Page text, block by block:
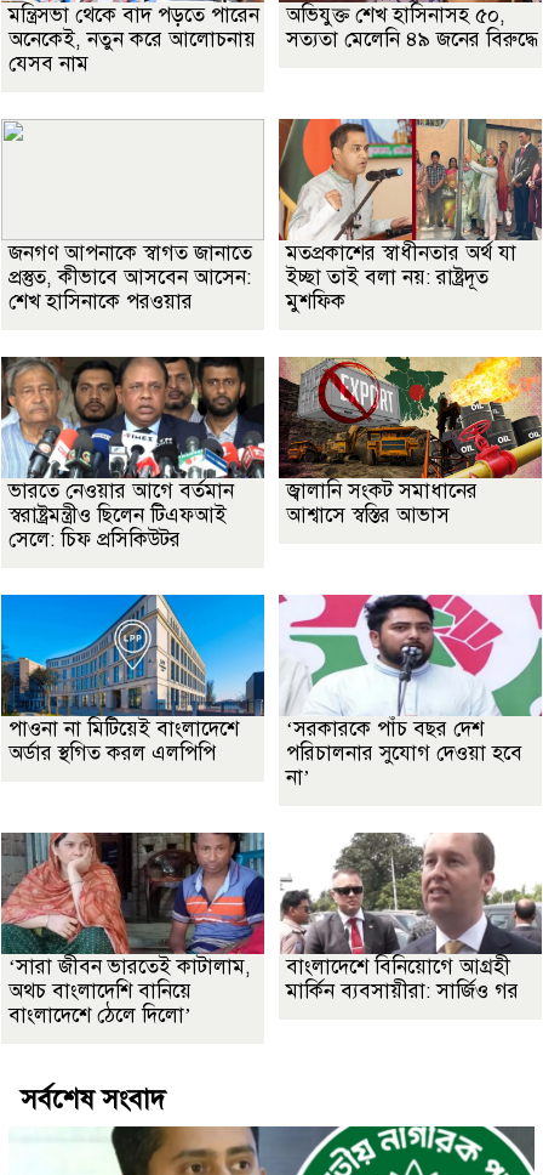
মন্ত্রিসভা থেকে বাদ পড়তে পারেন
অনেকেই, নতুন করে আলোচনায়
যেসব নাম
অভিযুক্ত শেখ হাসিনাসহ ৫০,
সত্যতা মেলেনি ৪৯ জনের বিরুদ্ধে
জনগণ আপনাকে স্বাগত জানাতে
প্রস্তুত, কীভাবে আসবেন আসেন:
শেখ হাসিনাকে পরওয়ার
মতপ্রকাশের স্বাধীনতার অর্থ যা
ইচ্ছা তাই বলা নয়: রাষ্ট্রদূত
মুশফিক
ভারতে নেওয়ার আগে বর্তমান
স্বরাষ্ট্রমন্ত্রীও ছিলেন টিএফআই
সেলে: চিফ প্রসিকিউটর
জ্বালানি সংকট সমাধানের
আশ্বাসে স্বস্তির আভাস
পাওনা না মিটিয়েই বাংলাদেশে
অর্ডার স্থগিত করল এলপিপি
‘সরকারকে পাঁচ বছর দেশ
পরিচালনার সুযোগ দেওয়া হবে
না’
‘সারা জীবন ভারতেই কাটালাম,
অথচ বাংলাদেশি বানিয়ে
বাংলাদেশে ঠেলে দিলো’
বাংলাদেশে বিনিয়োগে আগ্রহী
মার্কিন ব্যবসায়ীরা: সার্জিও গর
সর্বশেষ সংবাদ